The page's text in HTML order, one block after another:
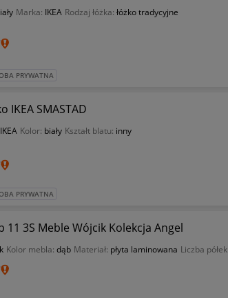
Marka: IKEA Rodzaj łóżka: łóżko tradycyjne
PRYWATNA
IKEA SMASTAD
IKEA Kolor: biały Kształt blatu: inny
PRYWATNA
11 3S Meble Wójcik Kolekcja Angel
Kolor mebla: dąb Materiał: płyta laminowana Liczba półek: